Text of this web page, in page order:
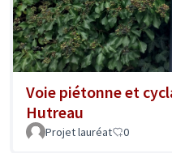
Voie piétonne et
Hutreau
Projet lauréat 0